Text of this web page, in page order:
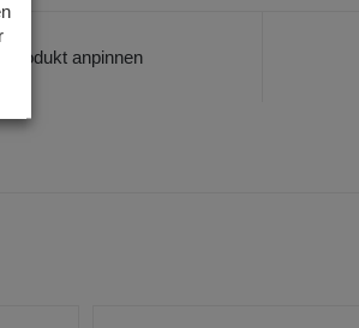
Produkt anpinnen